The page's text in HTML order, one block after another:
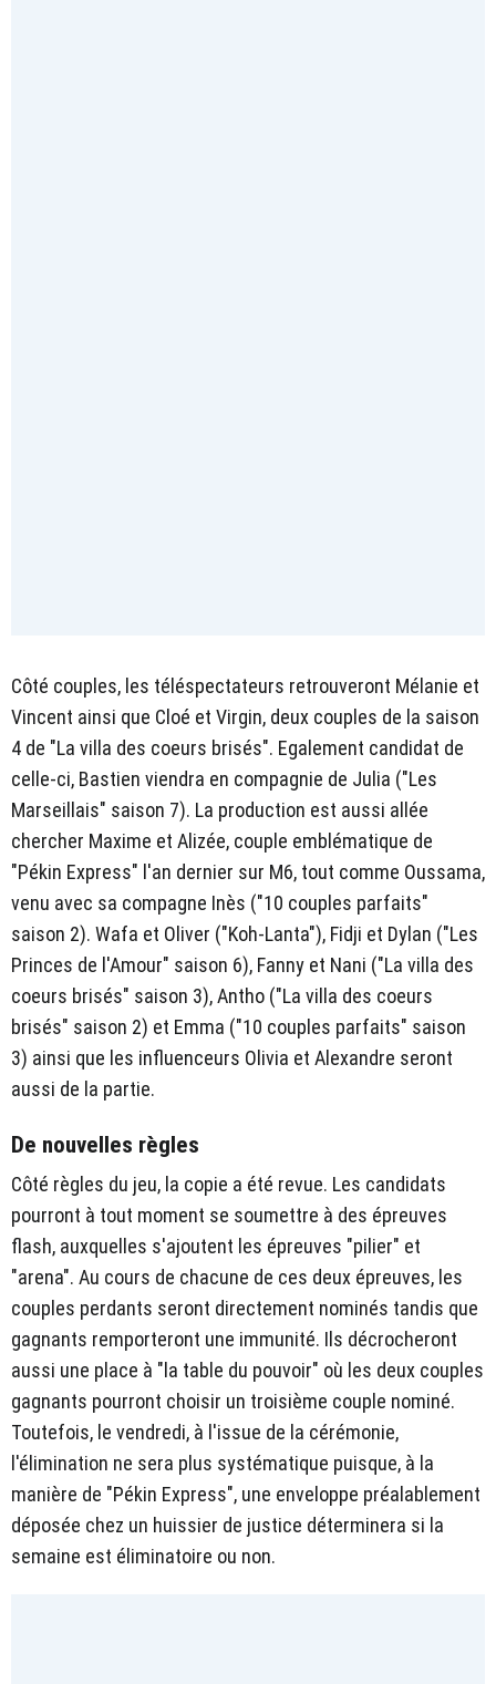
Côté couples, les téléspectateurs retrouveront Mélanie et
Vincent ainsi que Cloé et Virgin, deux couples de la saison
4 de "La villa des coeurs brisés". Egalement candidat de
celle-ci, Bastien viendra en compagnie de Julia ("Les
Marseillais" saison 7). La production est aussi allée
chercher Maxime et Alizée, couple emblématique de
"Pékin Express" l'an dernier sur M6, tout comme Oussama,
venu avec sa compagne Inès ("10 couples parfaits"
saison 2). Wafa et Oliver ("Koh-Lanta"), Fidji et Dylan ("Les
Princes de l'Amour" saison 6), Fanny et Nani ("La villa des
coeurs brisés" saison 3), Antho ("La villa des coeurs
brisés" saison 2) et Emma ("10 couples parfaits" saison
3) ainsi que les influenceurs Olivia et Alexandre seront
aussi de la partie.
De nouvelles règles
Côté règles du jeu, la copie a été revue. Les candidats
pourront à tout moment se soumettre à des épreuves
flash, auxquelles s'ajoutent les épreuves "pilier" et
"arena". Au cours de chacune de ces deux épreuves, les
couples perdants seront directement nominés tandis que
gagnants remporteront une immunité. Ils décrocheront
aussi une place à "la table du pouvoir" où les deux couples
gagnants pourront choisir un troisième couple nominé.
Toutefois, le vendredi, à l'issue de la cérémonie,
l'élimination ne sera plus systématique puisque, à la
manière de "Pékin Express", une enveloppe préalablement
déposée chez un huissier de justice déterminera si la
semaine est éliminatoire ou non.